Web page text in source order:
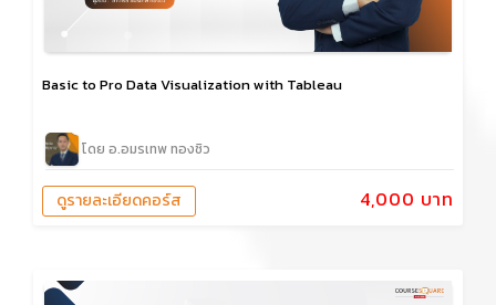
Basic to Pro Data Visualization with Tableau
โดย อ.อมรเทพ ทองชิว
4,000 บาท
ดูรายละเอียดคอร์ส